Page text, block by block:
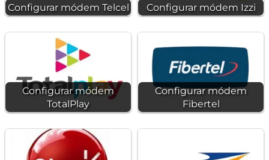
Configurar módem Telcel Configurar módem Izzi
Configurar módem
TotalPlay
Configurar módem
Fibertel